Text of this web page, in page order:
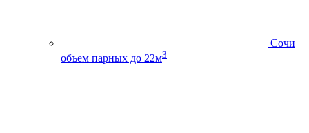
Сочи
объем парных до 22м3